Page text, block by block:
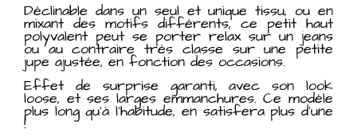
Déclinable dans un seul et unique tissu, ou en
mixant des motifs différents, ce petit haut
polyvalent peut se porter relax sur un jeans
ou au contraire très classe sur une petite
jupe ajustée, en fonction des occasions.
Effet de surprise garanti, avec son look
loose, et ses larges emmanchures. Ce modèle
plus long qu’à l’habitude, en satisfera plus d’une
!